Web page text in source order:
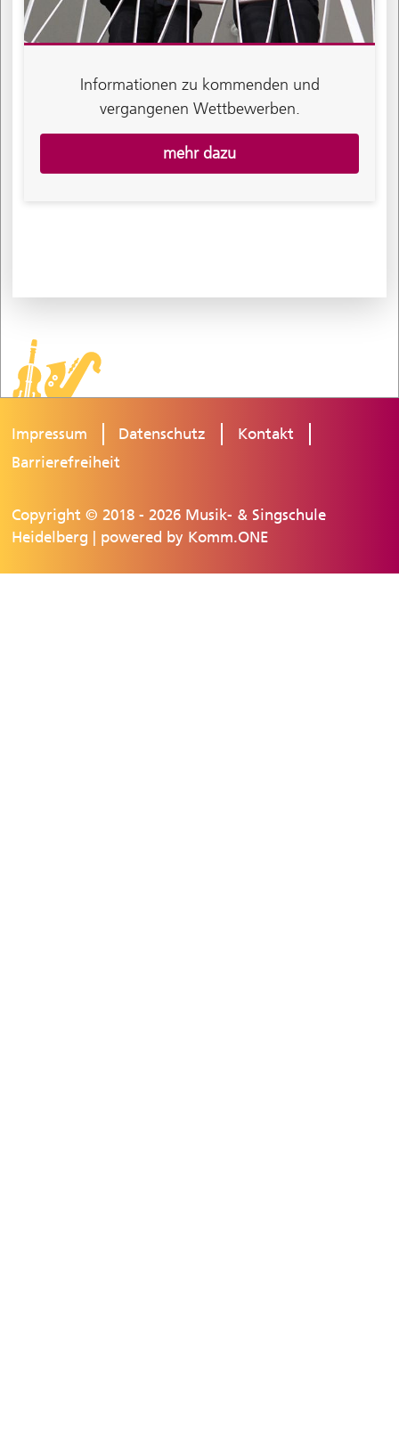
Informationen zu kommenden und
vergangenen Wettbewerben.
mehr dazu
Impressum Datenschutz
Kontakt
Barrierefreiheit
Copyright © 2018 - 2026 Musik- & Singschule
Heidelberg | powered by Komm.ONE